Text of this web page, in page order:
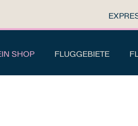
SHOP FLUGGEBIETE